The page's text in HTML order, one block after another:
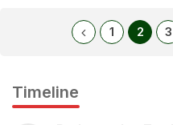
1 2 3
Timeline